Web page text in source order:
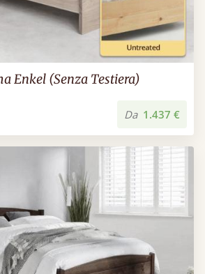
Enkel (Senza Testiera)
Da 1.437 €